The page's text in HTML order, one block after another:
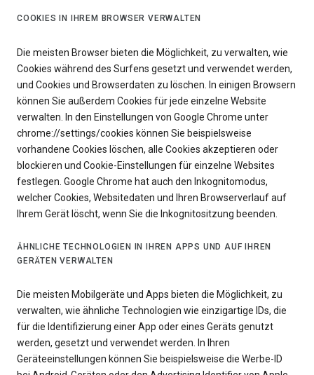
COOKIES IN IHREM BROWSER VERWALTEN
Die meisten Browser bieten die Möglichkeit, zu verwalten, wie
Cookies während des Surfens gesetzt und verwendet werden,
und Cookies und Browserdaten zu löschen. In einigen Browsern
können Sie außerdem Cookies für jede einzelne Website
verwalten. In den Einstellungen von Google Chrome unter
chrome://settings/cookies können Sie beispielsweise
vorhandene Cookies löschen, alle Cookies akzeptieren oder
blockieren und Cookie-Einstellungen für einzelne Websites
festlegen. Google Chrome hat auch den Inkognitomodus,
welcher Cookies, Websitedaten und Ihren Browserverlauf auf
Ihrem Gerät löscht, wenn Sie die Inkognitositzung beenden.
ÄHNLICHE TECHNOLOGIEN IN IHREN APPS UND AUF IHREN
GERÄTEN VERWALTEN
Die meisten Mobilgeräte und Apps bieten die Möglichkeit, zu
verwalten, wie ähnliche Technologien wie einzigartige IDs, die
für die Identifizierung einer App oder eines Geräts genutzt
werden, gesetzt und verwendet werden. In Ihren
Geräteeinstellungen können Sie beispielsweise die Werbe-ID